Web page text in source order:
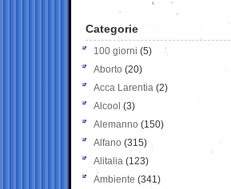
Categorie
100 giorni (5)
Aborto (20)
Acca Larentia (2)
Alcool (3)
Alemanno (150)
Alfano (315)
Alitalia (123)
Ambiente (341)